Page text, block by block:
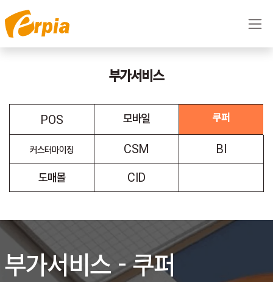
콘텐츠로 건너뛰기
부가서비스
POS 모바일 쿠퍼
커스터마이징 CSM
BI
도매몰
CID
부가서비스 - 쿠퍼